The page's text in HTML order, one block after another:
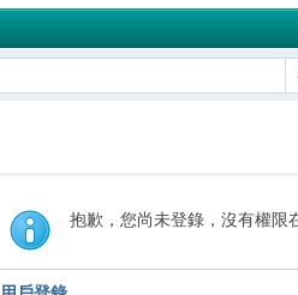
抱歉，您尚未登錄，沒有權限